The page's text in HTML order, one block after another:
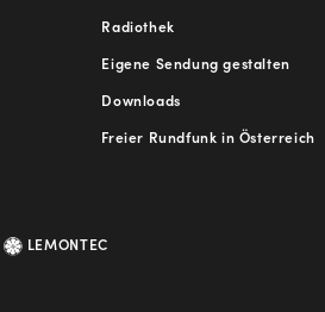
Radiothek
Eigene Sendung gestalten
Downloads
Freier Rundfunk in Österreich
LEMONTEC